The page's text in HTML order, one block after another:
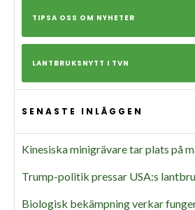
TIPSA OSS OM NYHETER
LANTBRUKSNYTT I TVN
SENASTE INLÄGGEN
Kinesiska minigrävare tar plats på
Trump-politik pressar USA:s
Biologisk bekämpning verkar